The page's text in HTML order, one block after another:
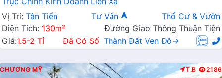
Vị Trí: Tân Tiến Tư Vấn
Thổ Cư & Vườn
Diện Tích: 130m²
Đường Giao Thông Thuận Tiện
Giá:1.5-2 Tỉ Đã Có Sổ Thành Đất Ven Đô→
CHƯƠNG MỸ T.B 2186